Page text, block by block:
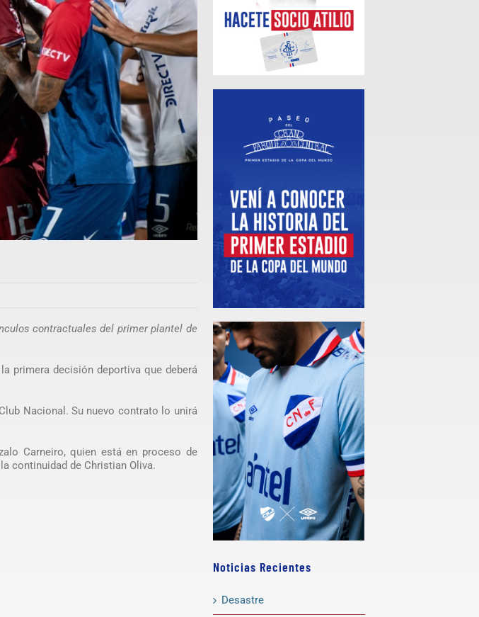
contractuales del primer plantel de
primera decisión deportiva que deberá
Nacional. Su nuevo contrato lo unirá
Carneiro, quien está en proceso de
continuidad de Christian Oliva.
Noticias Recientes
Desastre